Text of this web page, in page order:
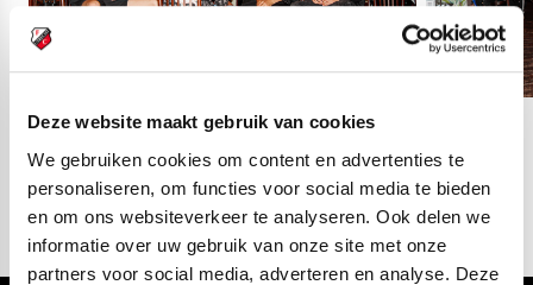
Deze website maakt gebruik van cookies
We gebruiken cookies om content en advertenties te
personaliseren, om functies voor social media te bieden
en om ons websiteverkeer te analyseren. Ook delen we
informatie over uw gebruik van onze site met onze
partners voor social media, adverteren en analyse. Deze